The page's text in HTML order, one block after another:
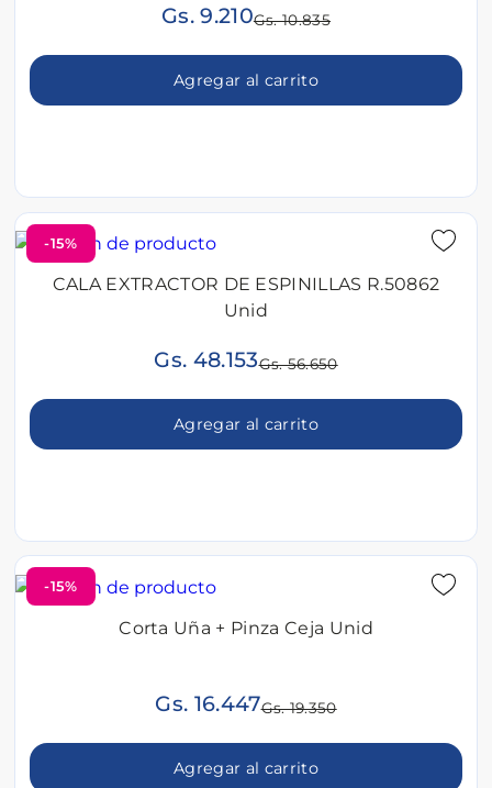
Gs. 9.210Gs. 10.835
Agregar al carrito
-15%
CALA EXTRACTOR DE ESPINILLAS R.50862
Unid
Gs. 48.153Gs. 56.650
Agregar al carrito
-15%
Corta Uña + Pinza Ceja Unid
Gs. 16.447Gs. 19.350
Agregar al carrito